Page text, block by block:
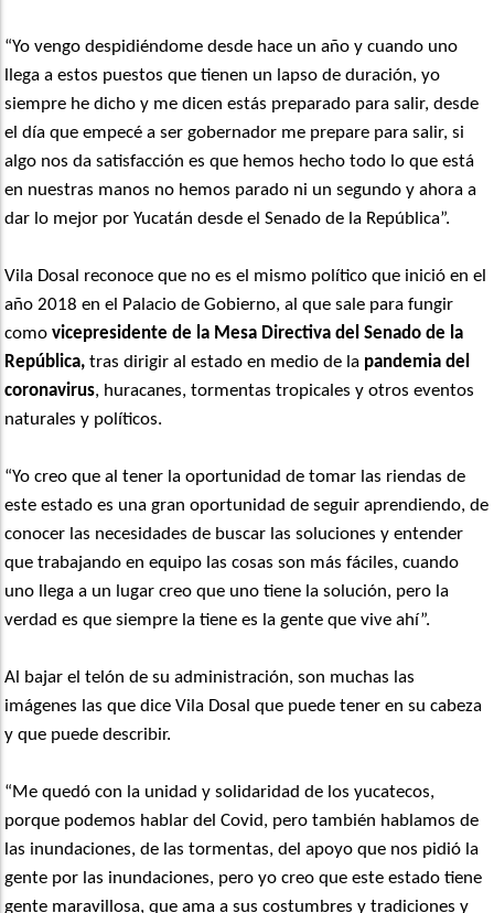
“Yo vengo despidiéndome desde hace un año y cuando uno
llega a estos puestos que tienen un lapso de duración, yo
siempre he dicho y me dicen estás preparado para salir, desde
el día que empecé a ser gobernador me prepare para salir, si
algo nos da satisfacción es que hemos hecho todo lo que está
en nuestras manos no hemos parado ni un segundo y ahora a
dar lo mejor por Yucatán desde el Senado de la República”.
Vila Dosal reconoce que no es el mismo político que inició en el
año 2018 en el Palacio de Gobierno, al que sale para fungir
como vicepresidente de la Mesa Directiva del Senado de la
República, tras dirigir al estado en medio de la pandemia del
coronavirus, huracanes, tormentas tropicales y otros eventos
naturales y políticos.
“Yo creo que al tener la oportunidad de tomar las riendas de
este estado es una gran oportunidad de seguir aprendiendo, de
conocer las necesidades de buscar las soluciones y entender
que trabajando en equipo las cosas son más fáciles, cuando
uno llega a un lugar creo que uno tiene la solución, pero la
verdad es que siempre la tiene es la gente que vive ahí”.
Al bajar el telón de su administración, son muchas las
imágenes las que dice Vila Dosal que puede tener en su cabeza
y que puede describir.
“Me quedó con la unidad y solidaridad de los yucatecos,
porque podemos hablar del Covid, pero también hablamos de
las inundaciones, de las tormentas, del apoyo que nos pidió la
gente por las inundaciones, pero yo creo que este estado tiene
gente maravillosa, que ama a sus costumbres y tradiciones y